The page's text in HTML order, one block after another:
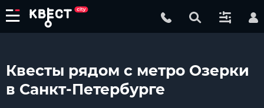
Квесты рядом с метро Озерки
в Санкт-Петербурге